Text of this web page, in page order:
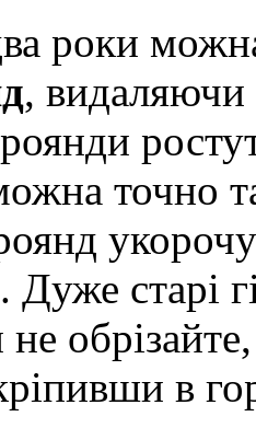
роки
, видаляючи
точно
старі
не
в